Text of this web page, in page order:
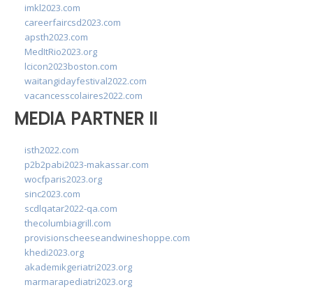
imkl2023.com
careerfaircsd2023.com
apsth2023.com
MedItRio2023.org
lcicon2023boston.com
waitangidayfestival2022.com
vacancesscolaires2022.com
MEDIA PARTNER II
isth2022.com
p2b2pabi2023-makassar.com
wocfparis2023.org
sinc2023.com
scdlqatar2022-qa.com
thecolumbiagrill.com
provisionscheeseandwineshoppe.com
khedi2023.org
akademikgeriatri2023.org
marmarapediatri2023.org